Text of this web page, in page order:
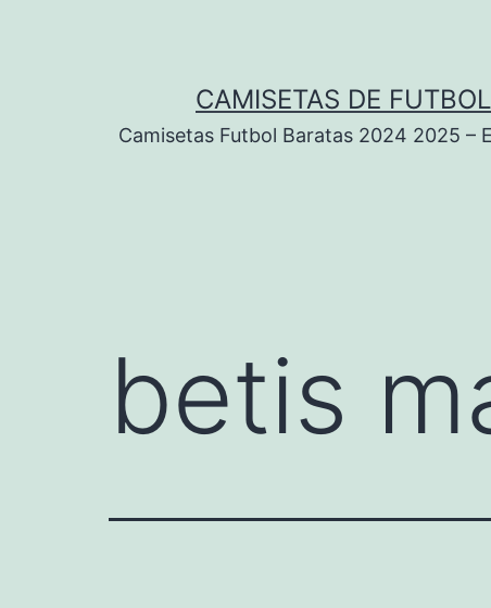
CAMISETAS DE
Camisetas Futbol Baratas 2024 2025 –
betis